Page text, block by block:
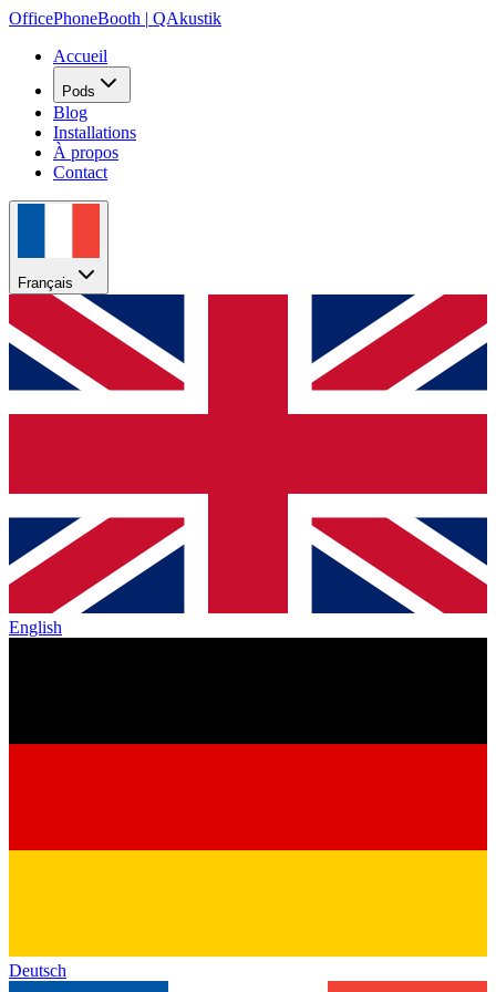
OfficePhoneBooth | QAkustik
Accueil
Pods
Blog
Installations
À propos
Contact
Français
English
Deutsch